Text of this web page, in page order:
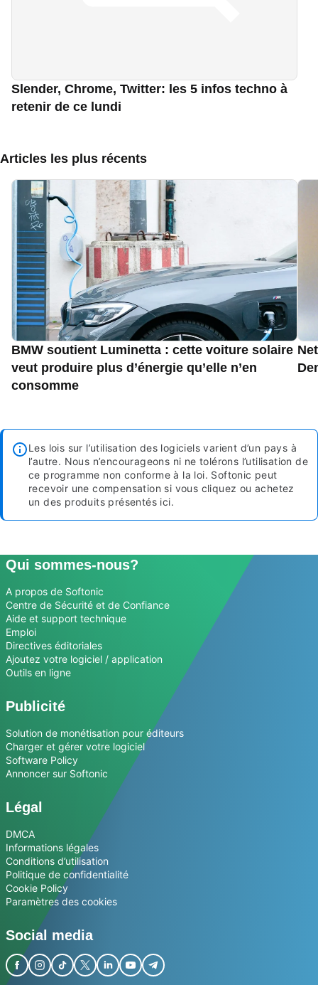
Slender, Chrome, Twitter: les 5 infos techno à
retenir de ce lundi
Articles les plus récents
BMW soutient Luminetta : cette voiture solaire
veut produire plus d’énergie qu’elle n’en
consomme
Les lois sur l’utilisation des logiciels varient d’un pays à
l’autre. Nous n’encourageons ni ne tolérons l’utilisation de
ce programme non conforme à la loi. Softonic peut
recevoir une compensation si vous cliquez ou achetez
un des produits présentés ici.
Qui sommes-nous?
A propos de Softonic
Centre de Sécurité et de Confiance
Aide et support technique
Emploi
Directives éditoriales
Ajoutez votre logiciel / application
Outils en ligne
Publicité
Solution de monétisation pour éditeurs
Charger et gérer votre logiciel
Software Policy
Annoncer sur Softonic
Légal
DMCA
Informations légales
Conditions d’utilisation
Politique de confidentialité
Cookie Policy
Paramètres des cookies
Social media